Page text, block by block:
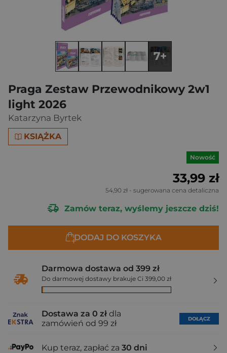
Praga Zestaw Przewodnikowy 2w1
light 2026
Katarzyna Byrtek
KSIĄŻKA
7+
Nowość
33,99 zł
54,90 zł - sugerowana cena detaliczna
Zamów teraz, wyślemy jeszcze dziś!
DODAJ DO KOSZYKA
Darmowa dostawa od 399 zł
Do darmowej dostawy brakuje Ci 399,00 zł
Dostawa za 0 zł dla
zamówień od 99 zł
DOŁĄCZ
Kup teraz, zapłać za 30 dni